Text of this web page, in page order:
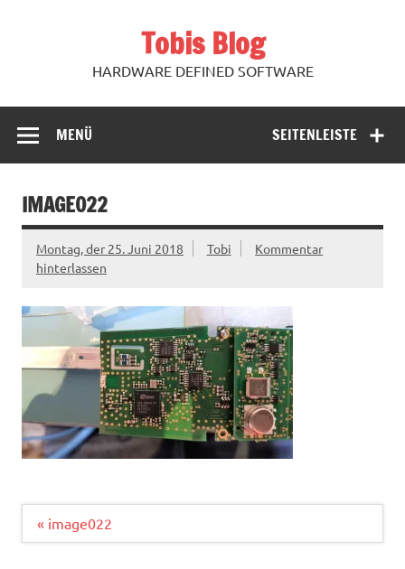
Tobis Blog
HARDWARE DEFINED SOFTWARE
SEITENLEISTE
MENÜ
IMAGE022
Montag, der 25. Juni 2018 Tobi
Kommentar
hinterlassen
Beitragsnavigation
« image022